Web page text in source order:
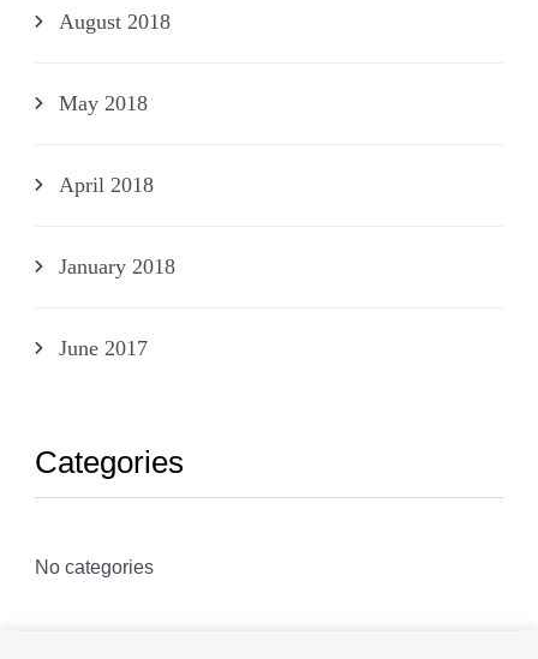
August 2018
May 2018
April 2018
January 2018
June 2017
Categories
No categories